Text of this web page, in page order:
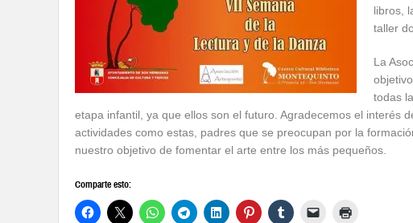
libros,
taller
La
todas
etapa infantil, ya que ellos son el futuro. Agradecemos el interés
actividades como estas, padres que se preocupan por la
nuestro objetivo de fomentar el arte entre los más pequeños.
Comparte esto: